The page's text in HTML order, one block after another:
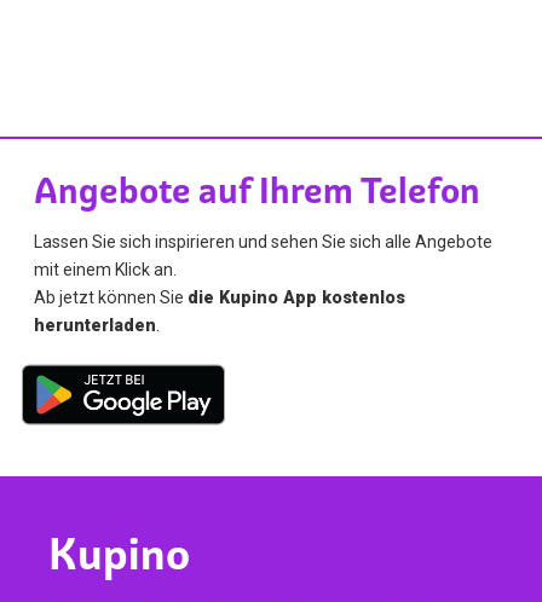
Angebote auf Ihrem Telefon
Lassen Sie sich inspirieren und sehen Sie sich alle Angebote
mit einem Klick an.
Ab jetzt können Sie die Kupino App kostenlos
herunterladen
Kupino